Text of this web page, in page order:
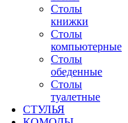
Столы
книжки
Столы
компьютерные
Столы
обеденные
Столы
туалетные
СТУЛЬЯ